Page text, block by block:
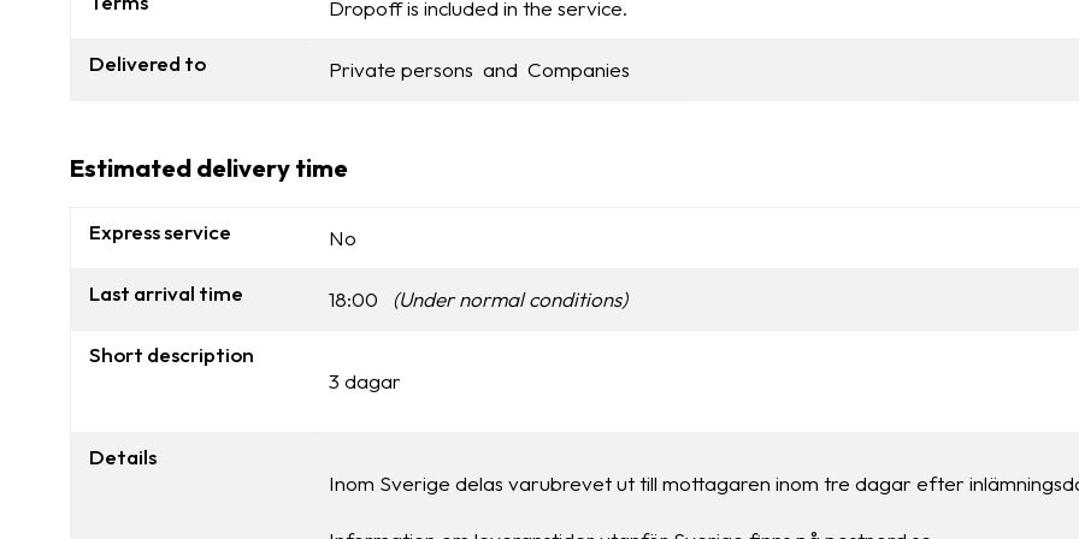
Dropoff is included in the service.
Delivered to Private persons and Companies
Estimated delivery time
Express service No
Last arrival time 18:00 (Under normal conditions)
Short description
3 dagar
Details
Inom Sverige delas varubrevet ut till mottagaren inom tre dagar efter